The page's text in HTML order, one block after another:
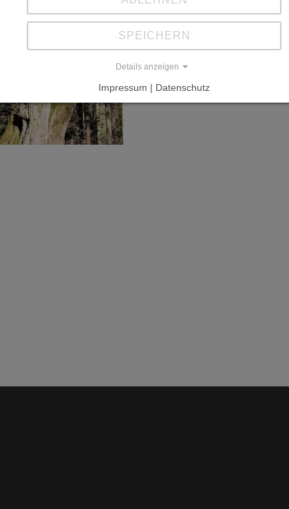
SPEICHERN
Details anzeigen
Impressum | Datenschutz